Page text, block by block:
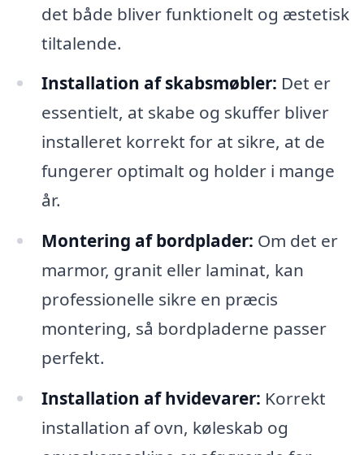
det både bliver funktionelt og æstetisk
tiltalende.
Installation af skabsmøbler: Det er
essentielt, at skabe og skuffer bliver
installeret korrekt for at sikre, at de
fungerer optimalt og holder i mange
år.
Montering af bordplader: Om det er
marmor, granit eller laminat, kan
professionelle sikre en præcis
montering, så bordpladerne passer
perfekt.
Installation af hvidevarer: Korrekt
installation af ovn, køleskab og